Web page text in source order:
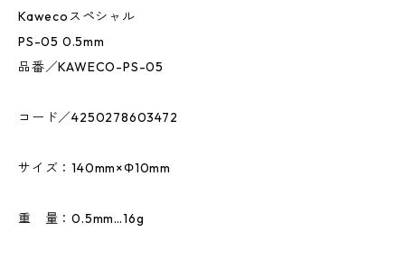
Kawecoスペシャル
PS-05 0.5mm
品番／KAWECO-PS-05
コード／4250278603472
サイズ：140mm×Φ10mm
重 量：0.5mm…16g